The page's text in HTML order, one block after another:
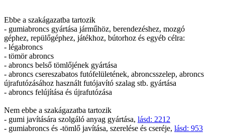
Ebbe a szakágazatba tartozik
- gumiabroncs gyártása járműhöz, berendezéshez, mozgó
géphez, repülőgéphez, játékhoz, bútorhoz és egyéb célra:
- légabroncs
- tömör abroncs
- abroncs belső tömlőjének gyártása
- abroncs csereszabatos futófelületének, abroncsszelep, abroncs
újrafutózásához használt futójavító szalag stb. gyártása
- abroncs felújítása és újrafutózása
Nem ebbe a szakágazatba tartozik
- gumi javítására szolgáló anyag gyártása, lásd: 2212
- gumiabroncs és -tömlő javítása, szerelése és cseréje, lásd: 953